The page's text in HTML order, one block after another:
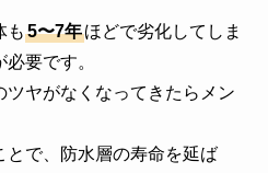
も 5〜7年ほどで劣化してしま
要です。
ヤがなくなってきたらメン
で、防水層の寿命を延ば